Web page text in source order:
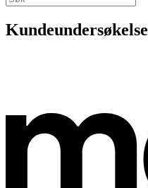
Kundeundersøkelse